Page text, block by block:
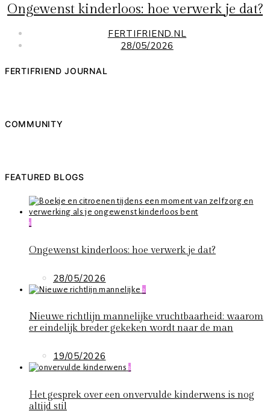
Ongewenst kinderloos: hoe verwerk je dat?
FERTIFRIEND.NL
28/05/2026
FERTIFRIEND JOURNAL
COMMUNITY
FEATURED BLOGS
1
Ongewenst kinderloos: hoe verwerk je dat?
28/05/2026
2
Nieuwe richtlijn mannelijke vruchtbaarheid: waarom
er eindelijk breder gekeken wordt naar de man
19/05/2026
3
Het gesprek over een onvervulde kinderwens is nog
altijd stil